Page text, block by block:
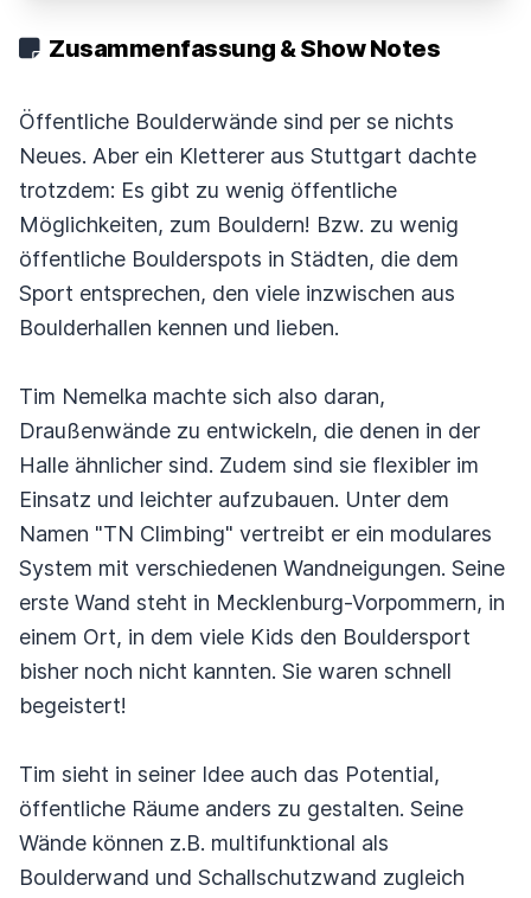
Zusammenfassung & Show Notes
Öffentliche Boulderwände sind per se nichts
Neues. Aber ein Kletterer aus Stuttgart dachte
trotzdem: Es gibt zu wenig öffentliche
Möglichkeiten, zum Bouldern! Bzw. zu wenig
öffentliche Boulderspots in Städten, die dem
Sport entsprechen, den viele inzwischen aus
Boulderhallen kennen und lieben.
Tim Nemelka machte sich also daran,
Draußenwände zu entwickeln, die denen in der
Halle ähnlicher sind. Zudem sind sie flexibler im
Einsatz und leichter aufzubauen. Unter dem
Namen "TN Climbing" vertreibt er ein modulares
System mit verschiedenen Wandneigungen. Seine
erste Wand steht in Mecklenburg-Vorpommern, in
einem Ort, in dem viele Kids den Bouldersport
bisher noch nicht kannten. Sie waren schnell
begeistert!
Tim sieht in seiner Idee auch das Potential,
öffentliche Räume anders zu gestalten. Seine
Wände können z.B. multifunktional als
Boulderwand und Schallschutzwand zugleich